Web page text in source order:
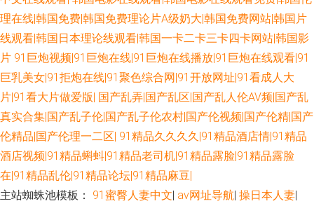
网站播放 欧洲色二 国内51视频 香蕉视频污app wwwAV网站 超碰av天堂 尤
物com 另类女同 东京热一二三 豆花视频无码 日本少妇视频 日本人妻毛片 久
久伊人导 福利社嫩草一二 午夜激情网站入口 九九视频在线 91尤物在线探花
老司机能看的av 久久人人入肉 成人午夜性爱 avttbt 在线不卡久热涩 91视频
理在线|韩国免费|韩国免费理论片A级奶大|韩国免费网站|韩国片
线观看|韩国日本理论线观看|韩国一卡二卡三卡四卡网站|韩国影
片 91巨炮视频|91巨炮在线|91巨炮在线播放|91巨炮在线观看|91
巨乳美女|91拒炮在线|91聚色综合网|91开放网址|91看成人大
片|91看大片做爱版| 国产乱弄|国产乱区|国产乱人伦AV频|国产乱
真实合集|国产乱子伦|国产乱子伦农村|国产伦视频|国产伦精|国产
伦精品|国产伦理一二区| 91精品久久久久|91精品酒店情|91精品
酒店视频|91精品蝌蚪|91精品老司机|91精品露脸|91精品露脸
在|91精品乱伦|91精品论坛|91精品麻豆|
主站蜘蛛池模板： 91蜜臀人妻中文| av网址导航| 操日本人妻|